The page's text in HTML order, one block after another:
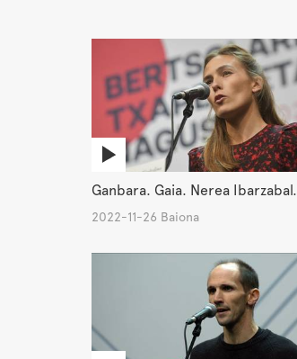
Ganbara. Gaia. Nerea Ibarzabal.
2022-11-26 Baiona